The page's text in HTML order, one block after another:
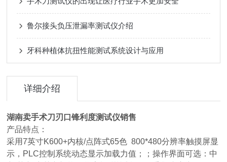
鲁尔接头负压泄漏率测试仪介绍
牙科种植体抗扭性能测试系统设计与应用
详细介绍
湖南卖手术刀刃口锋利度测试仪销售
产品特点：
采用7英寸K600+内核/点阵式65色 800*480分辨率触摸屏显
示，PLC控制系统动态显示加载力值；；操作界面可选：中